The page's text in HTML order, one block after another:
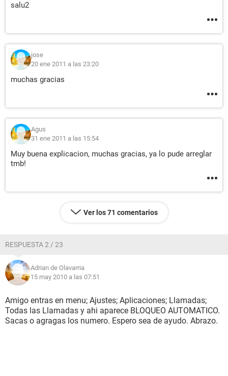
salu2
jose
20 ene 2011 a las 23:20
muchas gracias
Agus
31 ene 2011 a las 15:54
Muy buena explicacion, muchas gracias, ya lo pude arreglar
tmb!
Ver los 71 comentarios
RESPUESTA 2 / 23
Adrian de Olavarria
15 may 2010 a las 07:51
Amigo entras en menu; Ajustes; Aplicaciones; Llamadas;
Todas las Llamadas y ahi aparece BLOQUEO AUTOMATICO.
Sacas o agragas los numero. Espero sea de ayudo. Abrazo.